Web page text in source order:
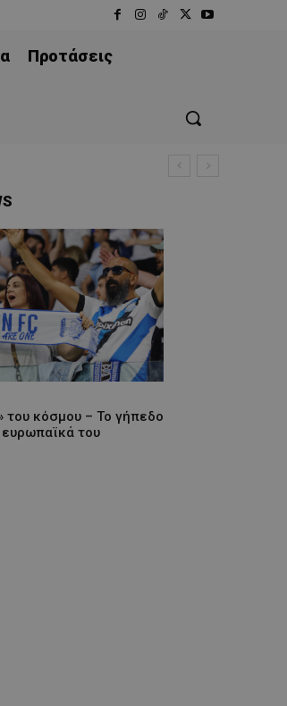
Προτάσεις
του κόσμου – Το γήπεδο
του